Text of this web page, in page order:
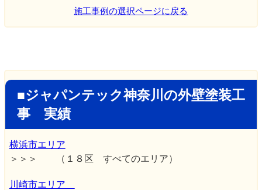
施工事例の選択ページに戻る
■ジャパンテック神奈川の外壁塗装工
事 実績
横浜市エリア
＞＞＞ （１８区 すべてのエリア）
川崎市エリア